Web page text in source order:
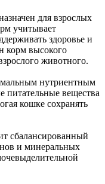
для взрослых
учитывает
здоровье и
корм высокого
животного.
нутриентным
питательные вещества
кошке сохранять
сбалансированный
и минеральных